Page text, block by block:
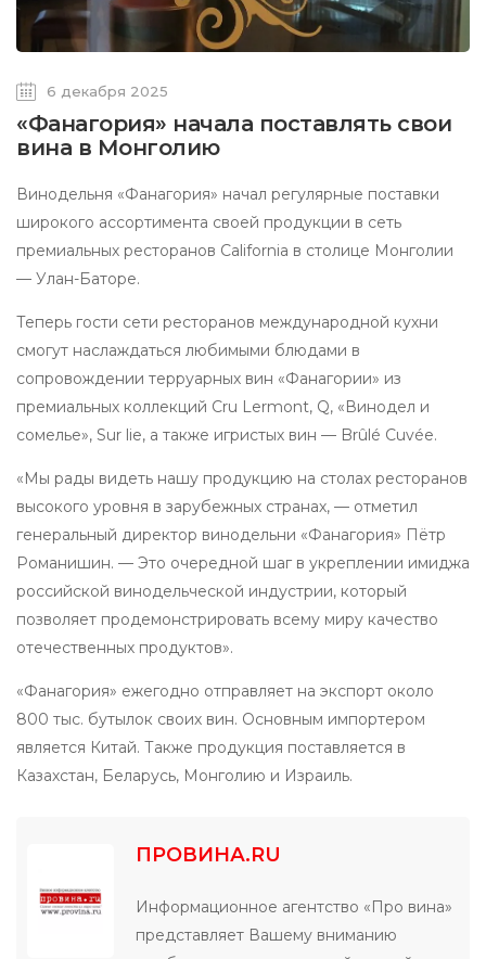
6 декабря 2025
«Фанагория» начала поставлять свои
вина в Монголию
Винодельня «Фанагория» начал регулярные поставки
широкого ассортимента своей продукции в сеть
премиальных ресторанов California в столице Монголии
— Улан-Баторе.
Теперь гости сети ресторанов международной кухни
смогут наслаждаться любимыми блюдами в
сопровождении терруарных вин «Фанагории» из
премиальных коллекций Cru Lermont, Q, «Винодел и
сомелье», Sur lie, а также игристых вин — Brûlé Cuvée.
«Мы рады видеть нашу продукцию на столах ресторанов
высокого уровня в зарубежных странах, — отметил
генеральный директор винодельни «Фанагория» Пётр
Романишин. — Это очередной шаг в укреплении имиджа
российской винодельческой индустрии, который
позволяет продемонстрировать всему миру качество
отечественных продуктов».
«Фанагория» ежегодно отправляет на экспорт около
800 тыс. бутылок своих вин. Основным импортером
является Китай. Также продукция поставляется в
Казахстан, Беларусь, Монголию и Израиль.
ПРОВИНА.RU
Информационное агентство «Про вина»
представляет Вашему вниманию